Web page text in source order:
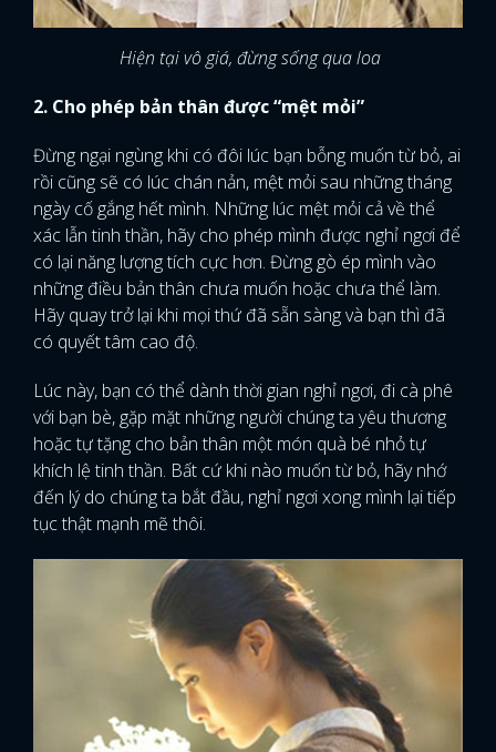
Hiện tại vô giá, đừng sống qua loa
2. Cho phép bản thân được “mệt mỏi”
Đừng ngại ngùng khi có đôi lúc bạn bỗng muốn từ bỏ, ai
rồi cũng sẽ có lúc chán nản, mệt mỏi sau những tháng
ngày cố gắng hết mình. Những lúc mệt mỏi cả về thể
xác lẫn tinh thần, hãy cho phép mình được nghỉ ngơi để
có lại năng lượng tích cực hơn. Đừng gò ép mình vào
những điều bản thân chưa muốn hoặc chưa thể làm.
Hãy quay trở lại khi mọi thứ đã sẵn sàng và bạn thì đã
có quyết tâm cao độ.
Lúc này, bạn có thể dành thời gian nghỉ ngơi, đi cà phê
với bạn bè, gặp mặt những người chúng ta yêu thương
hoặc tự tặng cho bản thân một món quà bé nhỏ tự
khích lệ tinh thần. Bất cứ khi nào muốn từ bỏ, hãy nhớ
đến lý do chúng ta bắt đầu, nghỉ ngơi xong mình lại tiếp
tục thật mạnh mẽ thôi.